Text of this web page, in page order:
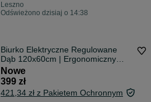
Leszno
Odświeżono dzisiaj o 14:38
Biurko Elektryczne Regulowane
Dąb 120x60cm | Ergonomiczny
Stelaż Regulacja Wysokości
Pamięć | Biurko Gamingowe
Komputerowe Home Office Loft
NOWE Fv23%
Nowe
399 zł
421,34 zł z Pakietem Ochronnym